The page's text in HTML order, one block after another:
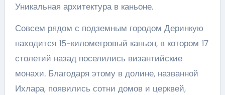
Уникальная архитектура в каньоне.
Совсем рядом с подземным городом Деринкую
находится 15-километровый каньон, в котором 17
столетий назад поселились византийские
монахи. Благодаря этому в долине, названной
Ихлара, появились сотни домов и церквей,